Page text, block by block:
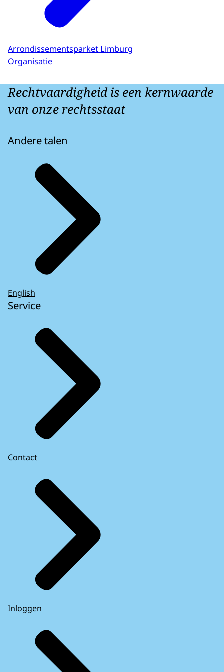
Arrondissementsparket Limburg
Organisatie
Rechtvaardigheid is een kernwaarde
van onze rechtsstaat
Andere talen
English
Service
Contact
Inloggen